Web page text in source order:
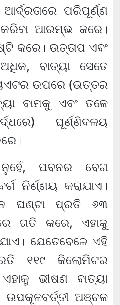
ପରିପୂର୍ଣ୍ଣ
ଆରମ୍ଭ କରେ।
କରେ। ଉତ୍ତାପ ଏବଂ
ବାତ୍ୟା ସେତେ
ଉପରେ (ଉତ୍ତର
ବାମକୁ ଏବଂ ତଳେ
ଘୂର୍ଣ୍ଣିବଳୟ
ପବନର ବେଗ
ନିର୍ଣ୍ଣୟ କରାଯାଏ।
ଘଣ୍ଟା ପ୍ରତି ୬୩
ଗତି କରେ, ଏହାକୁ
ଯେତେବେଳେ ଏହି
୧୧୯ କିଲୋମିଟର
ଭୀଷଣ ବାତ୍ୟା
ଉପକୂଳବର୍ତ୍ତୀ ଅଞ୍ଚଳ